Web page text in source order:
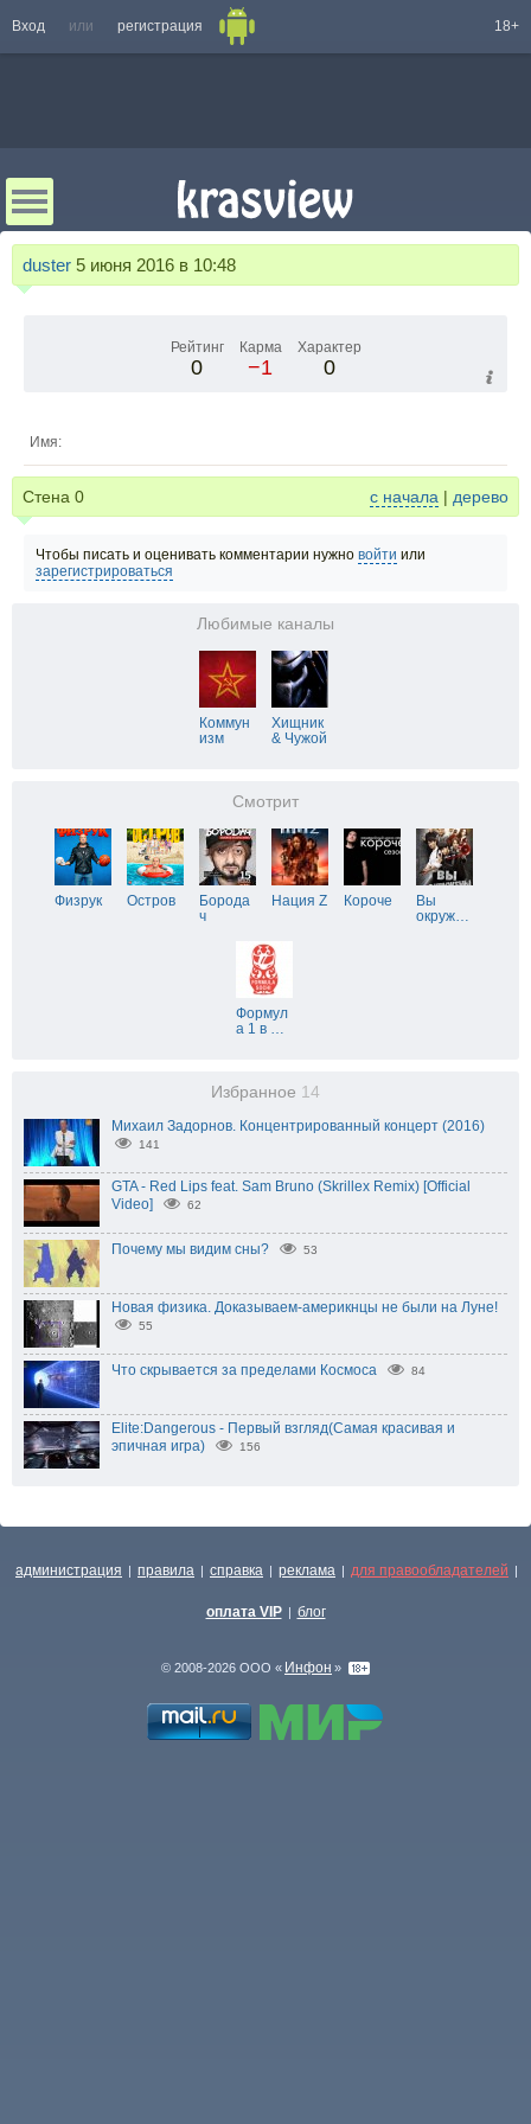
Вход или регистрация 18+
duster 5 июня 2016 в 10:48
Рейтинг
0
Карма
−1
Характер
0
Имя:
Стена 0 с начала | дерево
Чтобы писать и оценивать комментарии нужно войти или
зарегистрироваться
Любимые каналы
Коммун
изм
Хищник
& Чужой
Смотрит
Физрук Остров
Борода
ч
Нация Z Короче
Вы
окруж…
Формул
а 1 в …
Избранное 14
Михаил Задорнов. Концентрированный концерт (2016)
141
GTA - Red Lips feat. Sam Bruno (Skrillex Remix) [Official
Video]
62
Почему мы видим сны? 53
Новая физика. Доказываем-америкнцы не были на Луне!
55
Что скрывается за пределами Космоса 84
Elite:Dangerous - Первый взгляд(Самая красивая и
эпичная игра)
156
администрация | правила | справка | реклама | для правообладателей |
оплата VIP | блог
© 2008-2026 ООО « Инфон »